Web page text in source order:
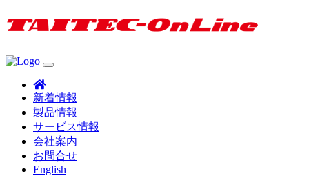
新着情報
製品情報
サービス情報
会社案内
お問合せ
English